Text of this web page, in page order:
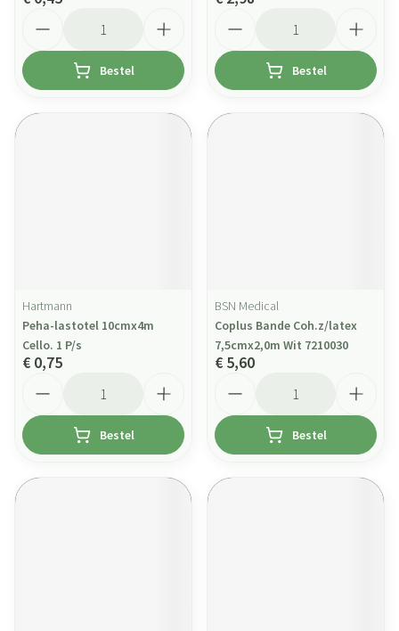
Bestel Bestel
Hartmann
Peha-lastotel 10cmx4m
Cello. 1 P/s
€ 0,75
Bestel
BSN Medical
Coplus Bande Coh.z/latex
7,5cmx2,0m Wit 7210030
€ 5,60
Bestel